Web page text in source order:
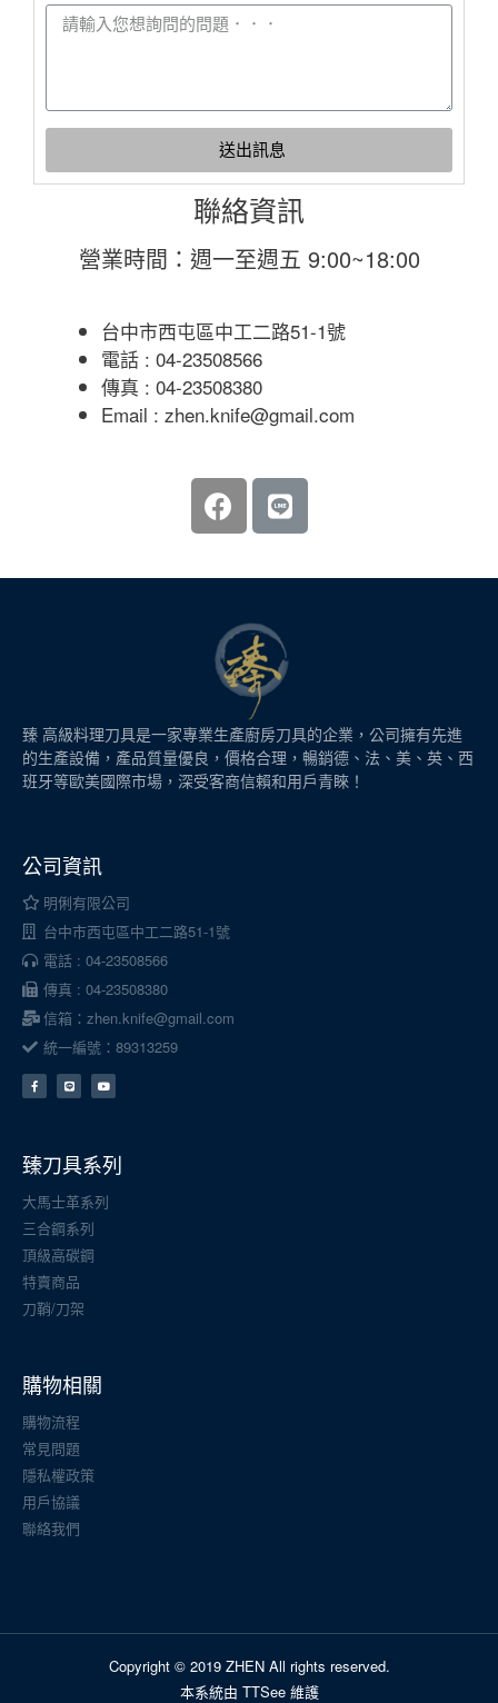
送出訊息
聯絡資訊
營業時間：週一至週五 9:00~18:00
台中市西屯區中工二路51-1號
電話 : 04-23508566
傳真 : 04-23508380
Email : zhen.knife@gmail.com
臻 高級料理刀具是一家專業生產廚房刀具的企業，公司擁有先進
的生產設備，產品質量優良，價格合理，暢銷德、法、美、英、西
班牙等歐美國際市場，深受客商信賴和用戶青睞！
公司資訊
明俐有限公司
台中市西屯區中工二路51-1號
電話 : 04-23508566
傳真 : 04-23508380
信箱：zhen.knife@gmail.com
統一編號：89313259
臻刀具系列
大馬士革系列
三合鋼系列
頂級高碳鋼
特賣商品
刀鞘/刀架
購物相關
購物流程
常見問題
隱私權政策
用戶協議
聯絡我們
Copyright © 2019 ZHEN All rights reserved.
本系統由 TTSee 維護